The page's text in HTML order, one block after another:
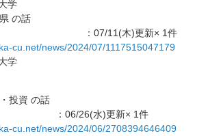
学
の話
木)更新× 1件
cu.net/news/2024/07/1117515047179
学
投資 の話
水)更新× 1件
cu.net/news/2024/06/2708394646409